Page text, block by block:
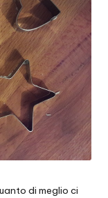
di meglio ci